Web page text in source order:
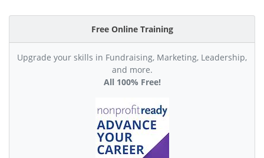
Free Online Training
Upgrade your skills in Fundraising, Marketing, Leadership,
and more.
All 100% Free!